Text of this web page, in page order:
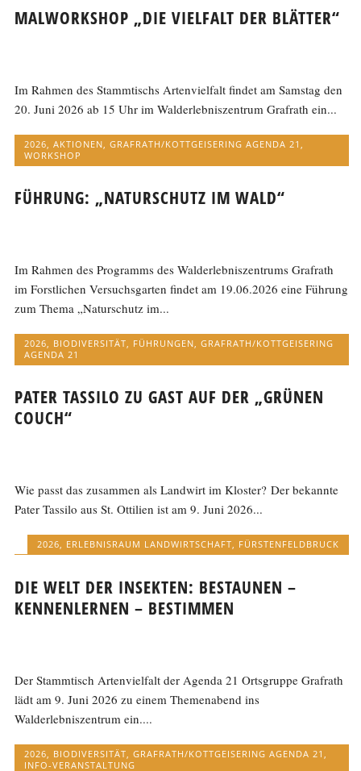
MALWORKSHOP „DIE VIELFALT DER BLÄTTER“
Im Rahmen des Stammtischs Artenvielfalt findet am Samstag den
20. Juni 2026 ab 15 Uhr im Walderlebniszentrum Grafrath ein...
2026 ,AKTIONEN ,GRAFRATH/KOTTGEISERING AGENDA 21
WORKSHOP
FÜHRUNG: „NATURSCHUTZ IM WALD“
Im Rahmen des Programms des Walderlebniszentrums Grafrath
im Forstlichen Versuchsgarten findet am 19.06.2026 eine Führung
zum Thema „Naturschutz im...
2026, BIODIVERSITÄT, FÜHRUNGEN,GRAFRATH/KOTTGEISERING
AGENDA 21
PATER TASSILO ZU GAST AUF DER „GRÜNEN
COUCH“
Wie passt das zusammen als Landwirt im Kloster? Der bekannte
Pater Tassilo aus St. Ottilien ist am 9. Juni 2026...
2026, ERLEBNISRAUM LANDWIRTSCHAFT, FÜRSTENFELDBRUCK
DIE WELT DER INSEKTEN: BESTAUNEN –
KENNENLERNEN – BESTIMMEN
Der Stammtisch Artenvielfalt der Agenda 21 Ortsgruppe Grafrath
lädt am 9. Juni 2026 zu einem Themenabend ins
Walderlebniszentrum ein....
2026 BIODIVERSITÄT ,GRAFRATH/KOTTGEISERING AGENDA 21
INFO-VERANSTALTUNG